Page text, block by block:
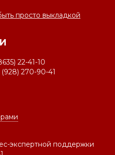
просто выкладкой
22-41-10
270-90-41
экспертной поддержки